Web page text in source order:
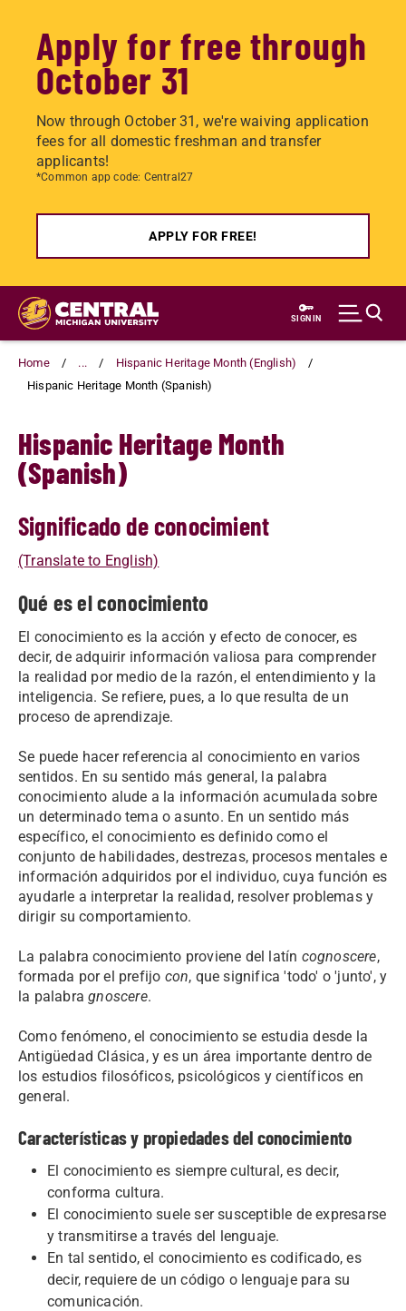
Apply for free through
October 31
Now through October 31, we're waiving application
fees for all domestic freshman and transfer
applicants!
*Common app code: Central27
APPLY FOR FREE!
Skip
main
content
SIGN IN
Home ...
Hispanic Heritage Month (English)
Hispanic Heritage Month (Spanish)
Hispanic Heritage Month
(Spanish)
Significado de conocimient
(Translate to English)
Qué es el conocimiento
El conocimiento es la acción y efecto de conocer, es
decir, de adquirir información valiosa para comprender
la realidad por medio de la razón, el entendimiento y la
inteligencia. Se refiere, pues, a lo que resulta de un
proceso de aprendizaje.
Se puede hacer referencia al conocimiento en varios
sentidos. En su sentido más general, la palabra
conocimiento alude a la información acumulada sobre
un determinado tema o asunto. En un sentido más
específico, el conocimiento es definido como el
conjunto de habilidades, destrezas, procesos mentales e
información adquiridos por el individuo, cuya función es
ayudarle a interpretar la realidad, resolver problemas y
dirigir su comportamiento.
La palabra conocimiento proviene del latín cognoscere,
formada por el prefijo con, que significa 'todo' o 'junto', y
la palabragnoscere.
Como fenómeno, el conocimiento se estudia desde la
Antigüedad Clásica, y es un área importante dentro de
los estudios filosóficos, psicológicos y científicos en
general.
Características y propiedades del conocimiento
El conocimiento es siempre cultural, es decir,
conforma cultura.
El conocimiento suele ser susceptible de expresarse
y transmitirse a través del lenguaje.
En tal sentido, el conocimiento es codificado, es
decir, requiere de un código o lenguaje para su
comunicación.